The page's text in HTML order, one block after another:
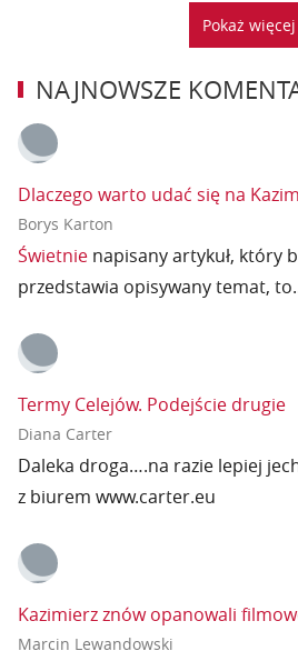
Pokaż więcej
NAJNOWSZE
Dlaczego warto udać się na
Borys Karton
Świetnie napisany artykuł, który
przedstawia opisywany temat,
Termy Celejów. Podejście drugie
Diana Carter
Daleka droga….na razie lepiej
z biurem www.carter.eu
Kazimierz znów opanowali
Marcin Lewandowski